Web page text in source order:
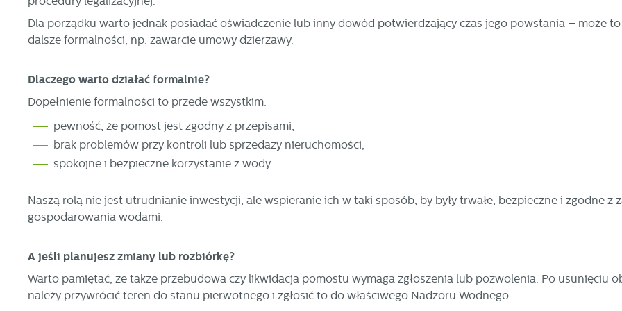
Dla porządku warto jednak posiadać oświadczenie lub inny dowód potwierdzający czas jego powstania – może to
dalsze formalności, np. zawarcie umowy dzierżawy.
Dlaczego warto działać formalnie?
Dopełnienie formalności to przede wszystkim:
pewność, że pomost jest zgodny z przepisami,
brak problemów przy kontroli lub sprzedaży nieruchomości,
spokojne i bezpieczne korzystanie z wody.
Naszą rolą nie jest utrudnianie inwestycji, ale wspieranie ich w taki sposób, by były trwałe, bezpieczne i zgodne z
gospodarowania wodami.
A jeśli planujesz zmiany lub rozbiórkę?
Warto pamiętać, że także przebudowa czy likwidacja pomostu wymaga zgłoszenia lub pozwolenia. Po usunięciu
należy przywrócić teren do stanu pierwotnego i zgłosić to do właściwego Nadzoru Wodnego.
Szanujemy Twoją prywatność. Możesz zmienić ustawienia cookies lub
je wszystkie. W dowolnym momencie możesz dokonać zmiany swoich ustawień.
i umożliwiają Ci komfortowe korzystanie z oferowanych przez nas usług.
Pliki cookies odpowiadają na podejmowane przez Ciebie działania w celu m.in.